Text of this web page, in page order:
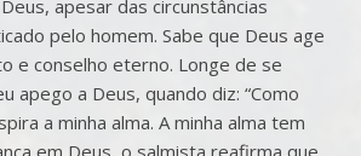
apesar das circunstâncias
pelo homem. Sabe que Deus age
e conselho eterno. Longe de se
a Deus, quando diz: “Como
a minha alma. A minha alma tem